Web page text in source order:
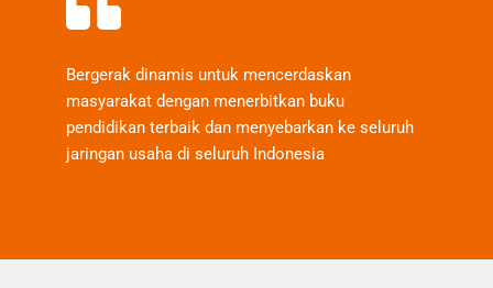
Bergerak dinamis untuk mencerdaskan
masyarakat dengan menerbitkan buku
pendidikan terbaik dan menyebarkan ke seluruh
jaringan usaha di seluruh Indonesia